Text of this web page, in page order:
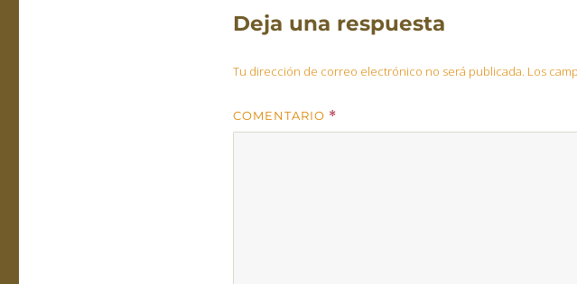
Deja una respuesta
Tu dirección de correo electrónico no será publicada. Los
COMENTARIO *